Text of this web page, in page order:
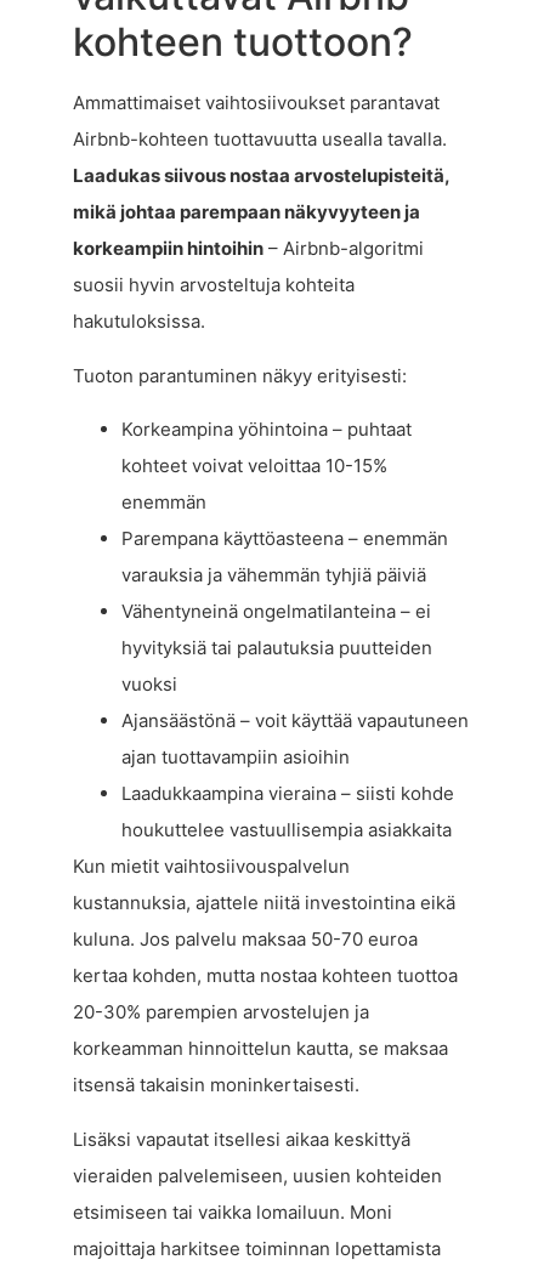
kohteen tuottoon?
Ammattimaiset vaihtosiivoukset parantavat
Airbnb-kohteen tuottavuutta usealla tavalla.
Laadukas siivous nostaa arvostelupisteitä,
mikä johtaa parempaan näkyvyyteen ja
korkeampiin hintoihin – Airbnb-algoritmi
suosii hyvin arvosteltuja kohteita
hakutuloksissa.
Tuoton parantuminen näkyy erityisesti:
Korkeampina yöhintoina – puhtaat
kohteet voivat veloittaa 10-15%
enemmän
Parempana käyttöasteena – enemmän
varauksia ja vähemmän tyhjiä päiviä
Vähentyneinä ongelmatilanteina – ei
hyvityksiä tai palautuksia puutteiden
vuoksi
Ajansäästönä – voit käyttää vapautuneen
ajan tuottavampiin asioihin
Laadukkaampina vieraina – siisti kohde
houkuttelee vastuullisempia asiakkaita
Kun mietit vaihtosiivouspalvelun
kustannuksia, ajattele niitä investointina eikä
kuluna. Jos palvelu maksaa 50-70 euroa
kertaa kohden, mutta nostaa kohteen tuottoa
20-30% parempien arvostelujen ja
korkeamman hinnoittelun kautta, se maksaa
itsensä takaisin moninkertaisesti.
Lisäksi vapautat itsellesi aikaa keskittyä
vieraiden palvelemiseen, uusien kohteiden
etsimiseen tai vaikka lomailuun. Moni
majoittaja harkitsee toiminnan lopettamista